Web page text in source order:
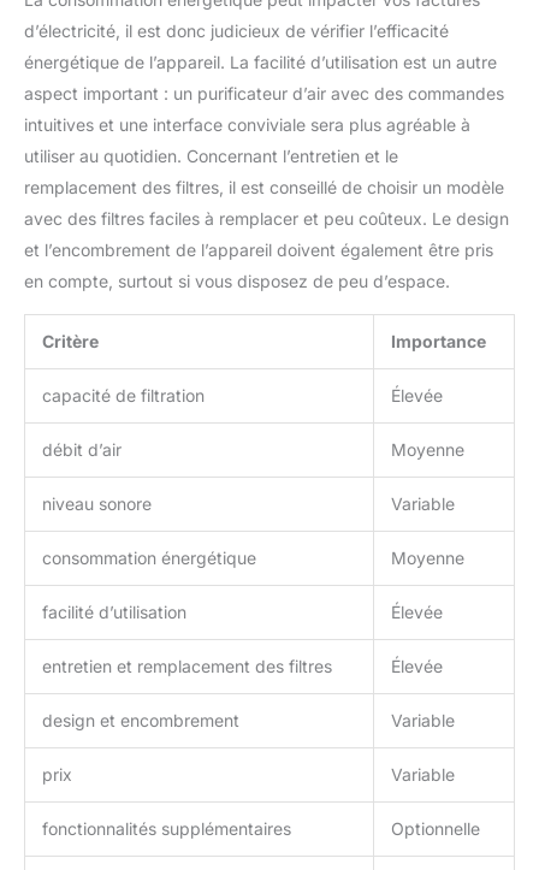
questions avant ou après votre
notre équipe de service
professionnel; Remarque: Nous
filtre au moins tous les 6 à 12
plastique du nouveau filtre
avant l'utilisation
d’électricité, il est donc judicieux de vérifier l’efficacité
énergétique de l’appareil. La facilité d’utilisation est un autre
aspect important : un purificateur d’air avec des commandes
intuitives et une interface conviviale sera plus agréable à
utiliser au quotidien. Concernant l’entretien et le
remplacement des filtres, il est conseillé de choisir un modèle
avec des filtres faciles à remplacer et peu coûteux. Le design
et l’encombrement de l’appareil doivent également être pris
en compte, surtout si vous disposez de peu d’espace.
Critère Importance
capacité de filtration Élevée
débit d’air Moyenne
niveau sonore Variable
consommation énergétique Moyenne
facilité d’utilisation Élevée
entretien et remplacement des filtres Élevée
design et encombrement Variable
prix Variable
fonctionnalités supplémentaires Optionnelle